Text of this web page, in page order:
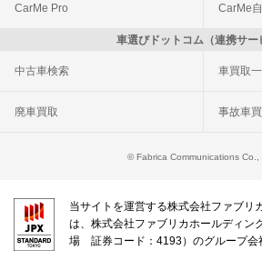
CarMe Pro CarMe
車選びドットコム（連携サー
中古車検索 車買取
廃車買取 事故車
© Fabrica Communications Co.,
当サイトを運営する株式会社ファブリ
は、株式会社ファブリカホールディン
場 証券コード：4193）のグループ会